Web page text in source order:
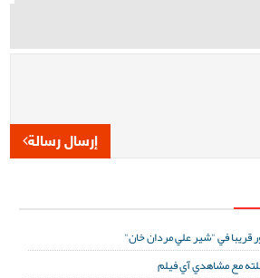
إرسال رسالة
قريبا في "شير علي مردان خان"
مع مشاهدي آي فيلم